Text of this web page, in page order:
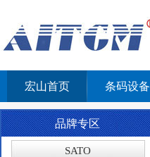
宏山首页 条码设备
品牌专区
SATO